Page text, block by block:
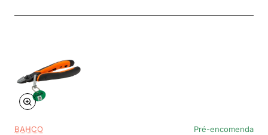
BAHCO Pré-encomenda